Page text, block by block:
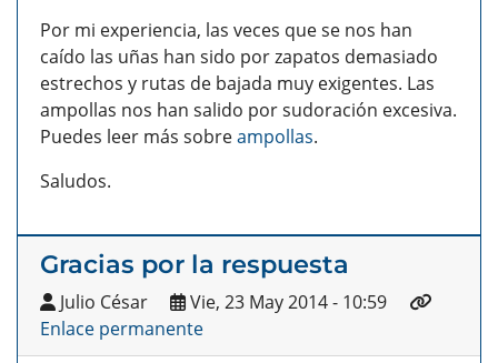
Por mi experiencia, las veces que se nos han
caído las uñas han sido por zapatos demasiado
estrechos y rutas de bajada muy exigentes. Las
ampollas nos han salido por sudoración excesiva.
Puedes leer más sobreampollas.
Saludos.
Gracias por la respuesta
Julio César
Vie, 23 May 2014 - 10:59
Enlace permanente